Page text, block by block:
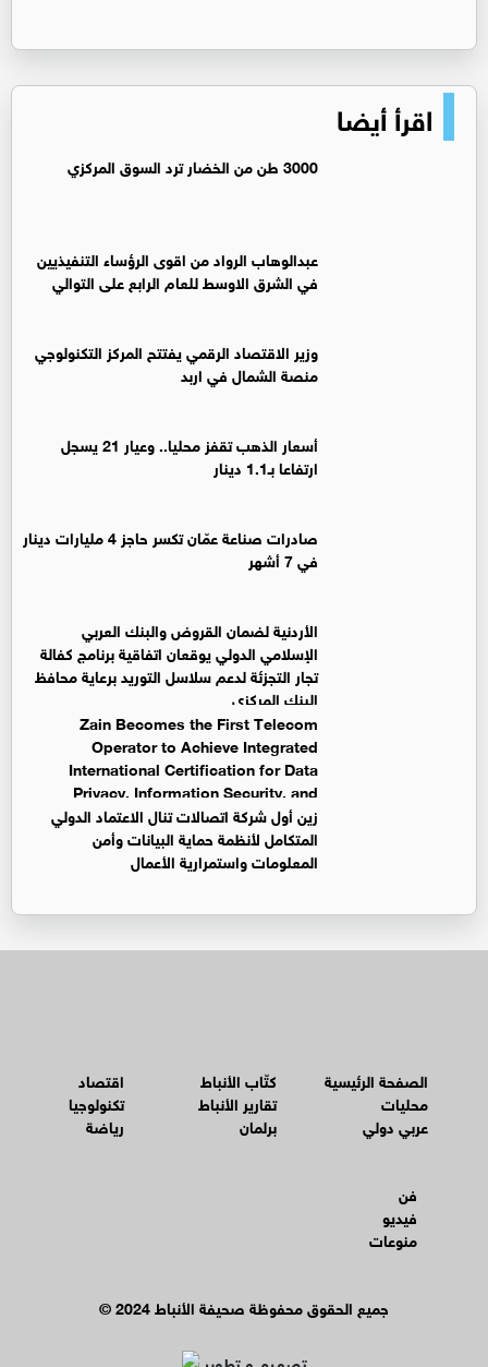
اقرأ أيضا
3000 طن من الخضار ترد السوق المركزي
عبدالوهاب الرواد من اقوى الرؤساء التنفيذيين
في الشرق الاوسط للعام الرابع على التوالي
وزير الاقتصاد الرقمي يفتتح المركز التكنولوجي
منصة الشمال في اربد
أسعار الذهب تقفز محليا.. وعيار 21 يسجل
ارتفاعا بـ1.1 دينار
صادرات صناعة عمّان تكسر حاجز 4 مليارات دينار
في 7 أشهر
الأردنية لضمان القروض والبنك العربي
الإسلامي الدولي يوقعان اتفاقية برنامج كفالة
تجار التجزئة لدعم سلاسل التوريد برعاية محافظ
البنك المركزي
Zain Becomes the First Telecom
Operator to Achieve Integrated
International Certification for Data
Privacy, Information Security, and
Business Continuity Management Systems
زين أول شركة اتصالات تنال الاعتماد الدولي
المتكامل لأنظمة حماية البيانات وأمن
المعلومات واستمرارية الأعمال
الصفحة الرئيسية
محليات
عربي دولي
كتّاب الأنباط
تقارير الأنباط
برلمان
اقتصاد
تكنولوجيا
رياضة
فن
فيديو
منوعات
© جميع الحقوق محفوظة صحيفة الأنباط 2024